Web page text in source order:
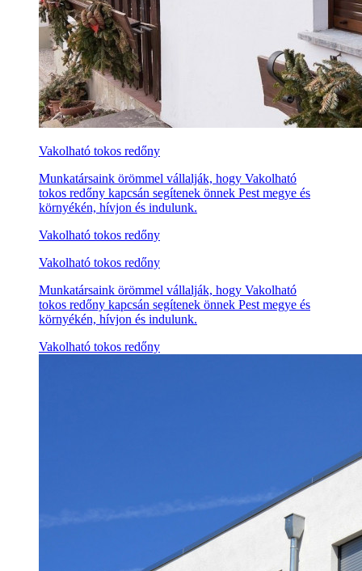
Vakolható tokos redőny
Munkatársaink örömmel vállalják, hogy Vakolható
tokos redőny kapcsán segítenek önnek Pest megye és
környékén, hívjon és indulunk.
Vakolható tokos redőny
Vakolható tokos redőny
Munkatársaink örömmel vállalják, hogy Vakolható
tokos redőny kapcsán segítenek önnek Pest megye és
környékén, hívjon és indulunk.
Vakolható tokos redőny